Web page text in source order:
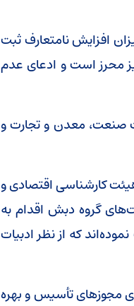
افزایش نامتعارف ثبت
محرز است و ادعای عدم
صنعت، معدن و تجارت و
کارشناسی اقتصادی و
گروه دبش اقدام به
که از نظر ادبیات
مجوز‌های تأسیس و بهره